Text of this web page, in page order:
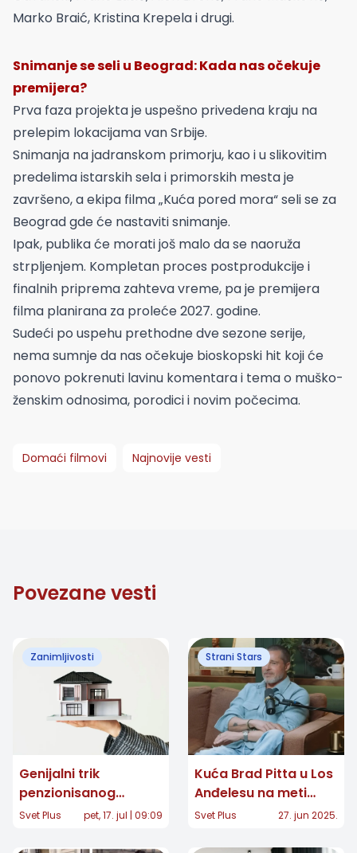
Marko Braić, Kristina Krepela i drugi.
Snimanje se seli u Beograd: Kada nas očekuje
premijera?
Prva faza projekta je uspešno privedena kraju na
prelepim lokacijama van Srbije.
Snimanja na jadranskom primorju, kao i u slikovitim
predelima istarskih sela i primorskih mesta je
završeno, a ekipa filma „Kuća pored mora“ seli se za
Beograd gde će nastaviti snimanje.
Ipak, publika će morati još malo da se naoruža
strpljenjem. Kompletan proces postprodukcije i
finalnih priprema zahteva vreme, pa je premijera
filma planirana za proleće 2027. godine.
Sudeći po uspehu prethodne dve sezone serije,
nema sumnje da nas očekuje bioskopski hit koji će
ponovo pokrenuti lavinu komentara i tema o muško-
ženskim odnosima, porodici i novim počecima.
Domaći filmovi Najnovije vesti
Povezane vesti
Zanimljivosti
Genijalni trik
penzionisanog
zidara: Kuća od
Svet Plus pet, 17. jul | 09:09
Strani Stars
Kuća Brad Pitta u Los
Anđelesu na meti
provalnika
Svet Plus 27. jun 2025.